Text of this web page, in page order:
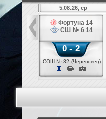
14
5.08.26, ср
Фортуна 14
СШ № 6 14
0 - 2
СОШ № 32 (Череповец)